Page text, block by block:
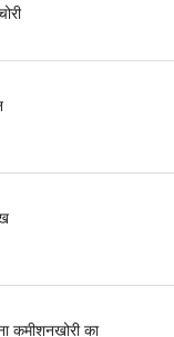
कमीशनखोरी का